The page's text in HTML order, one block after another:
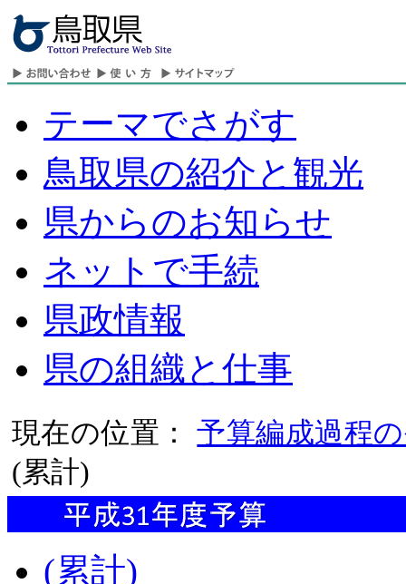
テーマでさがす
鳥取県の紹介と観光
県からのお知らせ
ネットで手続
県政情報
県の組織と仕事
現在の位置：予算編成過程
(累計)
(累計)